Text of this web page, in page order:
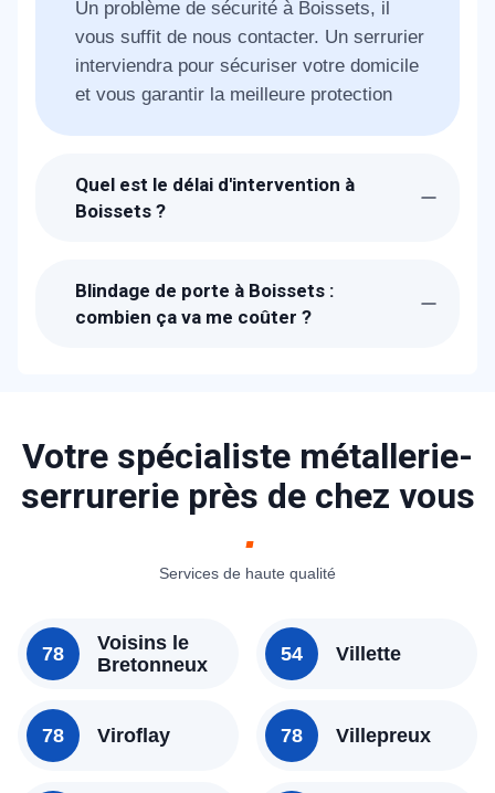
Un problème de sécurité à Boissets, il
vous suffit de nous contacter. Un serrurier
interviendra pour sécuriser votre domicile
et vous garantir la meilleure protection
Quel est le délai d'intervention à
Boissets ?
Boissets dans l'heure pour vous proposer
la meilleure solution de blindage en
Blindage de porte à Boissets :
combien ça va me coûter ?
type de porte/serrure existante.
Votre spécialiste métallerie-
serrurerie près de chez vous
Services de haute qualité
78
Voisins le
Bretonneux
78 Viroflay
54 Villette
78 Villepreux